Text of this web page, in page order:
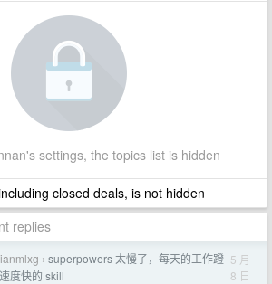
settings, the topics list is hidden
closed deals, is not hidden
replies
› superpowers 太慢了，每天的工作蹬
度快的 skill
5 月
8 日